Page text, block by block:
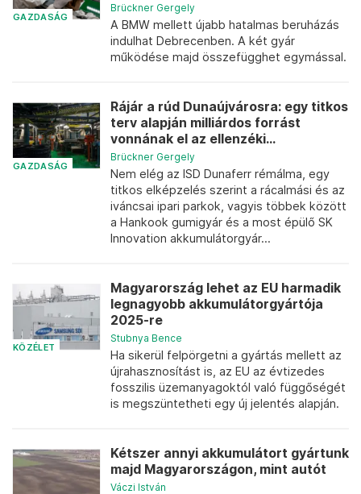
GAZDASÁG
Brückner Gergely
A BMW mellett újabb hatalmas beruházás
indulhat Debrecenben. A két gyár
működése majd összefügghet egymással.
GAZDASÁG
Rájár a rúd Dunaújvárosra: egy titkos
terv alapján milliárdos forrást
vonnának el az ellenzéki...
Brückner Gergely
Nem elég az ISD Dunaferr rémálma, egy
titkos elképzelés szerint a rácalmási és az
iváncsai ipari parkok, vagyis többek között
a Hankook gumigyár és a most épülő SK
Innovation akkumulátorgyár...
KÖZÉLET
Magyarország lehet az EU harmadik
legnagyobb akkumulátorgyártója
2025-re
Stubnya Bence
Ha sikerül felpörgetni a gyártás mellett az
újrahasznosítást is, az EU az évtizedes
fosszilis üzemanyagoktól való függőségét
is megszüntetheti egy új jelentés alapján.
Kétszer annyi akkumulátort gyártunk
majd Magyarországon, mint autót
Váczi István